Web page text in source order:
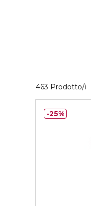
463 Prodotto/i
25%